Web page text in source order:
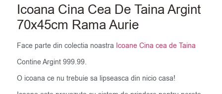
Icoana Cina Cea De Taina Argint
70x45cm Rama Aurie
Face parte din colectia noastra Icoane Cina cea de Taina
Contine Argint 999.99.
O icoana ce nu trebuie sa lipseasca din nicio casa!